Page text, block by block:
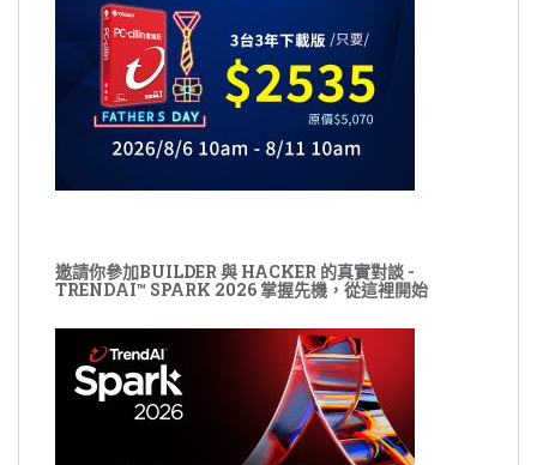
邀請你參加BUILDER 與 HACKER 的真實對談 -
TRENDAI™ SPARK 2026 掌握先機，從這裡開始